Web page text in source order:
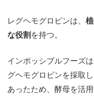
レグヘモグロビンは、
な役割 を持つ。
インポッシブルフーズ
グヘモグロビンを採取
あったため、酵母を活用